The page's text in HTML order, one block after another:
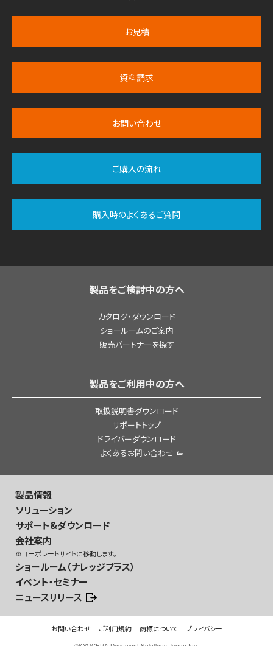
お見積
資料請求
お問い合わせ
ご購入の流れ
購入時のよくあるご質問
製品をご検討中の方へ
カタログ・ダウンロード
ショールームのご案内
販売パートナーを探す
製品をご利用中の方へ
取扱説明書ダウンロード
サポートトップ
ドライバーダウンロード
よくあるお問い合わせ
製品情報
ソリューション
サポート&ダウンロード
会社案内
※コーポレートサイトに移動します。
ショールーム（ナレッジプラス）
イベント・セミナー
ニュースリリース
お問い合わせ ご利用規約 商標について プライバシー